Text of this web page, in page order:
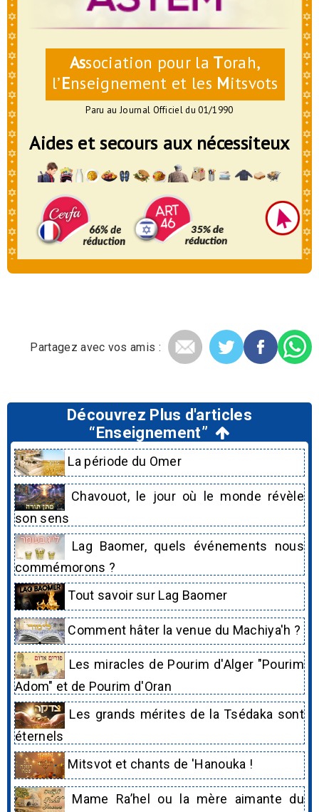
Association pour la Torah,
l’Enseignement et les Mitsvots
Paru au Journal Officiel du 01/1990
Aides et secours aux nécessiteux
Partagez avec vos amis :
Découvrez Plus d'articles
“Enseignement”
La période du Omer
Chavouot, le jour où le monde révèle
son sens
Lag Baomer, quels événements nous
commémorons ?
Tout savoir sur Lag Baomer
Comment hâter la venue du Machiya'h ?
Les miracles de Pourim d'Alger "Pourim
Adom" et de Pourim d'Oran
Les grands mérites de la Tsédaka sont
éternels
Mitsvot et chants de 'Hanouka !
Mame Ra’hel ou la mère aimante du